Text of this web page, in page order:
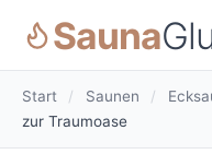
Sauna
Start / Saunen /
zur Traumoase